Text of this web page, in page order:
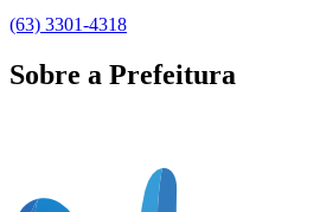
(63) 3301-4318
Sobre a Prefeitura